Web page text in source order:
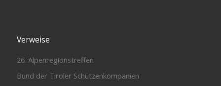
Verweise
26. Alpenregionstreffen
Bund der Tiroler Schützenkompanien